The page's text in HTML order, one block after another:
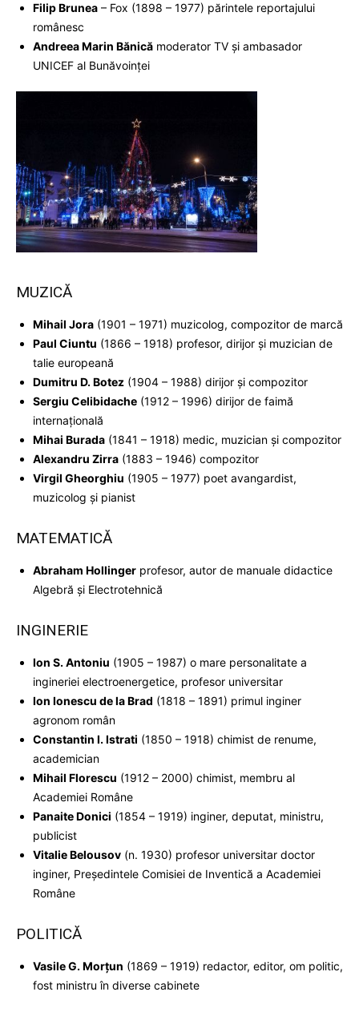
Filip Brunea – Fox (1898 – 1977) părintele reportajului
românesc
Andreea Marin Bănică moderator TV şi ambasador
UNICEF al Bunăvoinţei
MUZICĂ
Mihail Jora (1901 – 1971) muzicolog, compozitor de marcă
Paul Ciuntu (1866 – 1918) profesor, dirijor şi muzician de
talie europeană
Dumitru D. Botez (1904 – 1988) dirijor şi compozitor
Sergiu Celibidache (1912 – 1996) dirijor de faimă
internaţională
Mihai Burada (1841 – 1918) medic, muzician şi compozitor
Alexandru Zirra (1883 – 1946) compozitor
Virgil Gheorghiu (1905 – 1977) poet avangardist,
muzicolog şi pianist
MATEMATICĂ
Abraham Hollinger profesor, autor de manuale didactice
Algebră şi Electrotehnică
INGINERIE
Ion S. Antoniu (1905 – 1987) o mare personalitate a
ingineriei electroenergetice, profesor universitar
Ion Ionescu de la Brad (1818 – 1891) primul inginer
agronom român
Constantin I. Istrati (1850 – 1918) chimist de renume,
academician
Mihail Florescu (1912 – 2000) chimist, membru al
Academiei Române
Panaite Donici (1854 – 1919) inginer, deputat, ministru,
publicist
Vitalie Belousov (n. 1930) profesor universitar doctor
inginer, Preşedintele Comisiei de Inventică a Academiei
Române
POLITICĂ
Vasile G. Morţun (1869 – 1919) redactor, editor, om politic,
fost ministru în diverse cabinete